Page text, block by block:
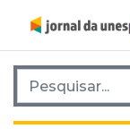
Pesquisar por: